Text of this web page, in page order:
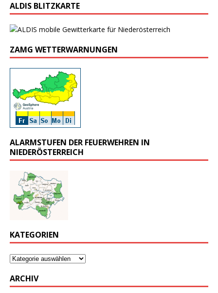
ALDIS BLITZKARTE
ZAMG WETTERWARNUNGEN
ALARMSTUFEN DER FEUERWEHREN IN
NIEDERÖSTERREICH
KATEGORIEN
ARCHIV